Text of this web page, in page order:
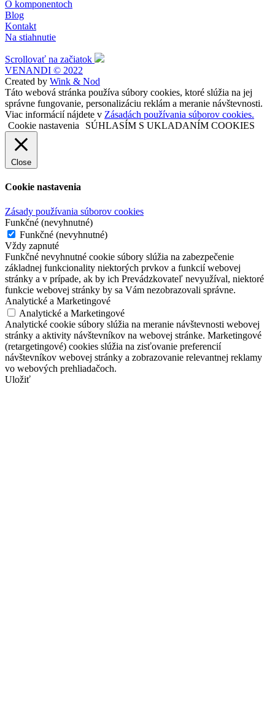
O komponentoch
Blog
Kontakt
Na stiahnutie
Scrollovať na začiatok
VENANDI © 2022
Created by Wink & Nod
Táto webová stránka používa súbory cookies, ktoré slúžia na jej
správne fungovanie, personalizáciu reklám a meranie návštevnosti.
Viac informácií nájdete v Zásadách používania súborov cookies.
Cookie nastavenia
SÚHLASÍM S UKLADANÍM COOKIES
Close
Cookie nastavenia
Zásady používania súborov cookies
Funkčné (nevyhnutné)
Funkčné (nevyhnutné)
Vždy zapnuté
Funkčné nevyhnutné cookie súbory slúžia na zabezpečenie
základnej funkcionality niektorých prvkov a funkcií webovej
stránky a v prípade, ak by ich Prevádzkovateľ nevyužíval, niektoré
funkcie webovej stránky by sa Vám nezobrazovali správne.
Analytické a Marketingové
Analytické a Marketingové
Analytické cookie súbory slúžia na meranie návštevnosti webovej
stránky a aktivity návštevníkov na webovej stránke. Marketingové
(retargetingové) cookies slúžia na zisťovanie preferencií
návštevníkov webovej stránky a zobrazovanie relevantnej reklamy
vo webových prehliadačoch.
Uložiť